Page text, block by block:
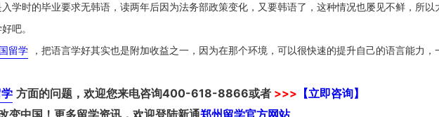
学时的毕业要求无韩语，读两年后因为法务部政策变化，又要韩语了，这种情况也屡见不鲜，所以
吧。
留学
，把语言学好其实也是附加收益之一，因为在那个环境，可以很快速的提升自己的语言能力，
方面的问题，欢迎您来电咨询400-618-8866或者 >>> 【立即咨询】
变中国！更多留学资讯，欢迎登陆新通郑州留学官方网站